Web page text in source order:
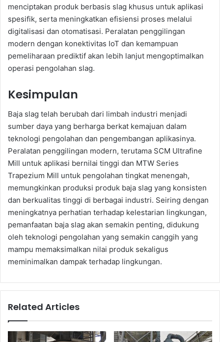
menciptakan produk berbasis slag khusus untuk aplikasi
spesifik, serta meningkatkan efisiensi proses melalui
digitalisasi dan otomatisasi. Peralatan penggilingan
modern dengan konektivitas IoT dan kemampuan
pemeliharaan prediktif akan lebih lanjut mengoptimalkan
operasi pengolahan slag.
Kesimpulan
Baja slag telah berubah dari limbah industri menjadi
sumber daya yang berharga berkat kemajuan dalam
teknologi pengolahan dan pengembangan aplikasinya.
Peralatan penggilingan modern, terutama SCM Ultrafine
Mill untuk aplikasi bernilai tinggi dan MTW Series
Trapezium Mill untuk pengolahan tingkat menengah,
memungkinkan produksi produk baja slag yang konsisten
dan berkualitas tinggi di berbagai industri. Seiring dengan
meningkatnya perhatian terhadap kelestarian lingkungan,
pemanfaatan baja slag akan semakin penting, didukung
oleh teknologi pengolahan yang semakin canggih yang
mampu memaksimalkan nilai produk sekaligus
meminimalkan dampak terhadap lingkungan.
Related Articles